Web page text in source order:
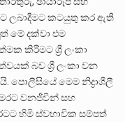
ලබාදීමට කටයුතු කර ඇති
මේ දක්වා එම
කිරීමට ශ්‍රී ලංකා
බව ශ්‍රී ලංකා වන
පොලීසියේ මෙම නිද්‍රාශීලී
වනජීවීන් සහ
හිමි ස්වභාවික සම්පත්